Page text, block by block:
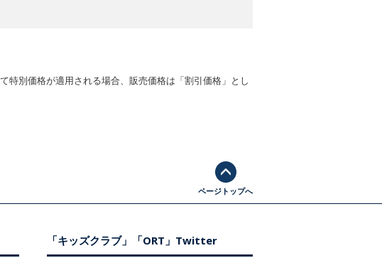
特別価格が適用される場合、販売価格は「割引価格」とし
ページトップへ
「キッズクラブ」「ORT」Twitter